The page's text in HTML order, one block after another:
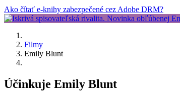
Ako čítať e-knihy zabezpečené cez Adobe DRM?
Filmy
Emily Blunt
Účinkuje Emily Blunt